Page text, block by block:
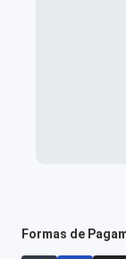
Formas de